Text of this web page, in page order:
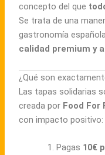
concepto del que
Se trata de una
gastronomía
calidad premium y
¿Qué son
Las tapas solidarias
creada por Food For
con impacto positivo:
Pagas 10€